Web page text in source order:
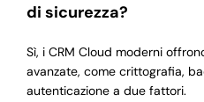
di sicurezza?
Sì, i CRM Cloud moderni
avanzate, come crittografia,
autenticazione a due fattori.